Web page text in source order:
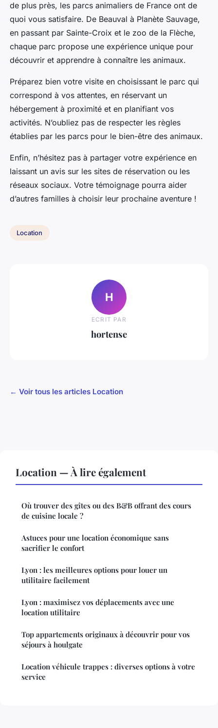
de plus près, les parcs animaliers de France ont de
quoi vous satisfaire. De Beauval à Planète Sauvage,
en passant par Sainte-Croix et le zoo de la Flèche,
chaque parc propose une expérience unique pour
découvrir et apprendre à connaître les animaux.
Préparez bien votre visite en choisissant le parc qui
correspond à vos attentes, en réservant un
hébergement à proximité et en planifiant vos
activités. N’oubliez pas de respecter les règles
établies par les parcs pour le bien-être des animaux.
Enfin, n’hésitez pas à partager votre expérience en
laissant un avis sur les sites de réservation ou les
réseaux sociaux. Votre témoignage pourra aider
d’autres familles à choisir leur prochaine aventure !
Location
H
ECRIT PAR
hortense
← Voir tous les articles Location
Location — À lire également
Où trouver des gîtes ou des B&B offrant des cours
de cuisine locale ?
Astuces pour une location économique sans
sacrifier le confort
Lyon : les meilleures options pour louer un
utilitaire facilement
Lyon : maximisez vos déplacements avec une
location utilitaire
Top appartements originaux à découvrir pour vos
séjours à houlgate
Location véhicule trappes : diverses options à votre
service